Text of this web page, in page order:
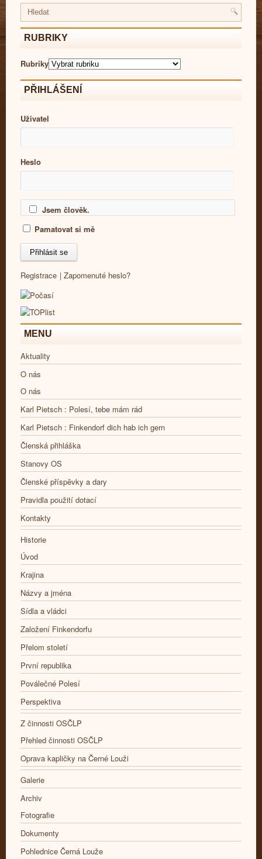
RUBRIKY
Rubriky
PŘIHLÁŠENÍ
Uživatel
Heslo
Jsem člověk.
Pamatovat si mě
Registrace | Zapomenuté heslo?
MENU
Aktuality
O nás
O nás
Karl Pietsch : Polesí, tebe mám rád
Karl Pietsch : Finkendorf dich hab ich gern
Členská přihláška
Stanovy OS
Členské příspěvky a dary
Pravidla použití dotací
Kontakty
Historie
Úvod
Krajina
Názvy a jména
Sídla a vládci
Založení Finkendorfu
Přelom století
První republika
Poválečné Polesí
Perspektiva
Z činnosti OSČLP
Přehled činnosti OSČLP
Oprava kapličky na Černé Louži
Galerie
Archiv
Fotografie
Dokumenty
Pohlednice Černá Louže